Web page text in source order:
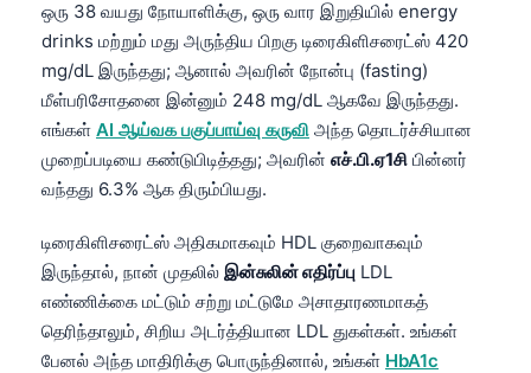
ஒரு 38 வயது நோயாளிக்கு, ஒரு வார இறுதியில் energy
drinks மற்றும் மது அருந்திய பிறகு டிரைகிளிசரைட்ஸ் 420
mg/dL இருந்தது; ஆனால் அவரின் நோன்பு (fasting)
மீள்பரிசோதனை இன்னும் 248 mg/dL ஆகவே இருந்தது.
எங்கள் AI ஆய்வக பகுப்பாய்வு கருவி அந்த தொடர்ச்சியான
முறைப்படியை கண்டுபிடித்தது; அவரின் எச்.பி.ஏ1சி பின்னர்
வந்தது 6.3% ஆக திரும்பியது.
டிரைகிளிசரைட்ஸ் அதிகமாகவும் HDL குறைவாகவும்
இருந்தால், நான் முதலில் இன்சுலின் எதிர்ப்பு LDL
எண்ணிக்கை மட்டும் சற்று மட்டுமே அசாதாரணமாகத்
தெரிந்தாலும், சிறிய அடர்த்தியான LDL துகள்கள். உங்கள்
பேனல் அந்த மாதிரிக்கு பொருந்தினால், உங்கள் HbA1c